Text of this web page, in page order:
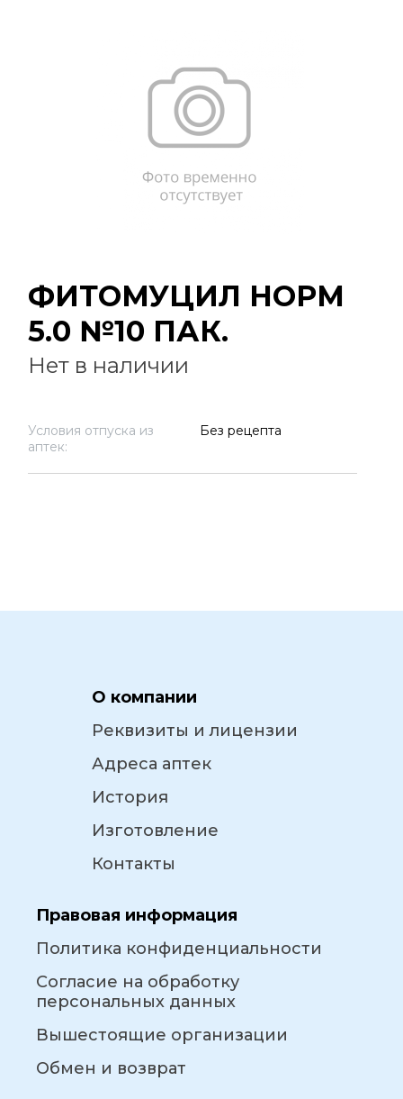
ФИТОМУЦИЛ НОРМ
5.0 №10 ПАК.
Нет в наличии
Условия отпуска из
аптек:
Без рецепта
О компании
Реквизиты и лицензии
Адреса аптек
История
Изготовление
Контакты
Правовая информация
Политика конфиденциальности
Согласие на обработку
персональных данных
Вышестоящие организации
Обмен и возврат